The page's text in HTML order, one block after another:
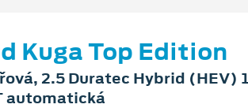
Kuga Top Edition
2.5 Duratec Hybrid (HEV)
automatická